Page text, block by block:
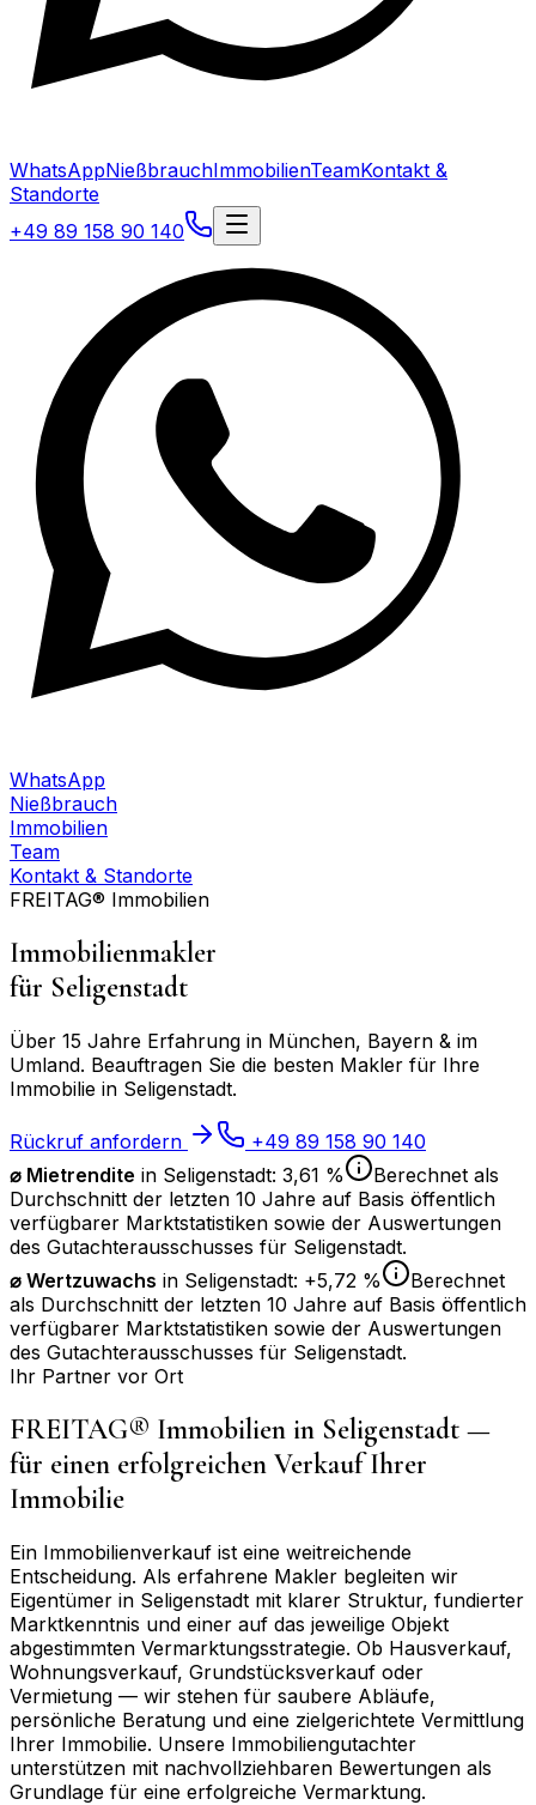
WhatsAppNießbrauchImmobilienTeamKontakt &
Standorte
+49 89 158 90 140
WhatsApp
Nießbrauch
Immobilien
Team
Kontakt & Standorte
FREITAG® Immobilien
Immobilienmakler
für Seligenstadt
Über 15 Jahre Erfahrung in München, Bayern & im
Umland. Beauftragen Sie die besten Makler für Ihre
Immobilie in Seligenstadt.
Rückruf anfordern
+49 89 158 90 140
⌀ Mietrendite in Seligenstadt: 3,61 %
Berechnet als
Durchschnitt der letzten 10 Jahre auf Basis öffentlich
verfügbarer Marktstatistiken sowie der Auswertungen
des Gutachterausschusses für Seligenstadt.
⌀ Wertzuwachs in Seligenstadt: +5,72 %
Berechnet
als Durchschnitt der letzten 10 Jahre auf Basis öffentlich
verfügbarer Marktstatistiken sowie der Auswertungen
des Gutachterausschusses für Seligenstadt.
Ihr Partner vor Ort
FREITAG® Immobilien in Seligenstadt —
für einen erfolgreichen Verkauf Ihrer
Immobilie
Ein Immobilienverkauf ist eine weitreichende
Entscheidung. Als erfahrene Makler begleiten wir
Eigentümer in Seligenstadt mit klarer Struktur, fundierter
Marktkenntnis und einer auf das jeweilige Objekt
abgestimmten Vermarktungsstrategie. Ob Hausverkauf,
Wohnungsverkauf, Grundstücksverkauf oder
Vermietung — wir stehen für saubere Abläufe,
persönliche Beratung und eine zielgerichtete Vermittlung
Ihrer Immobilie. Unsere Immobiliengutachter
unterstützen mit nachvollziehbaren Bewertungen als
Grundlage für eine erfolgreiche Vermarktung.